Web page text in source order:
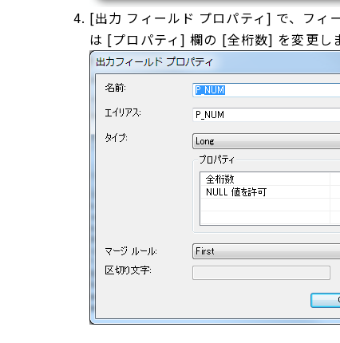
[出力 フィールド プロパティ] で、フ
は [プロパティ] 欄の [全桁数] を変更しま